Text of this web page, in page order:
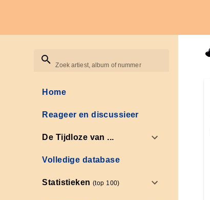
Zoek artiest, album of nummer
Home
Reageer en discussieer
De Tijdloze van ...
Volledige database
Statistieken(top 100)